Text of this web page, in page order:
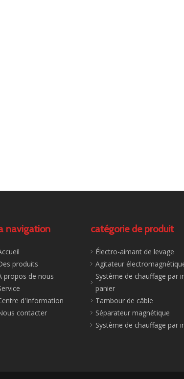
navigation
produits
propos de nous
d'Information
contacter
catégorie de produit
Électro-aimant de levage
Agitateur
Système de chauffage par
panier
Tambour de câble
Séparateur magnétique
Système de chauffage par